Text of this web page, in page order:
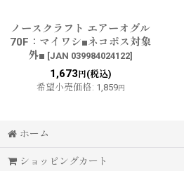
ノースクラフト エアーオグル
70F：マイワシ■ネコポス対象
外■ [JAN 039984024122]
1,673 円(税込)
希望小売価格: 1,859円
ホーム
ショッピングカート